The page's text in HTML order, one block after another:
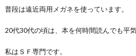
普段は遠近両用メガネを使っています。
20代30代の頃は、本を何時間読んでも平気
私はＳＦ専門です。